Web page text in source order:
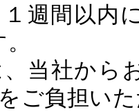
１週間以
、当社か
ご負担い